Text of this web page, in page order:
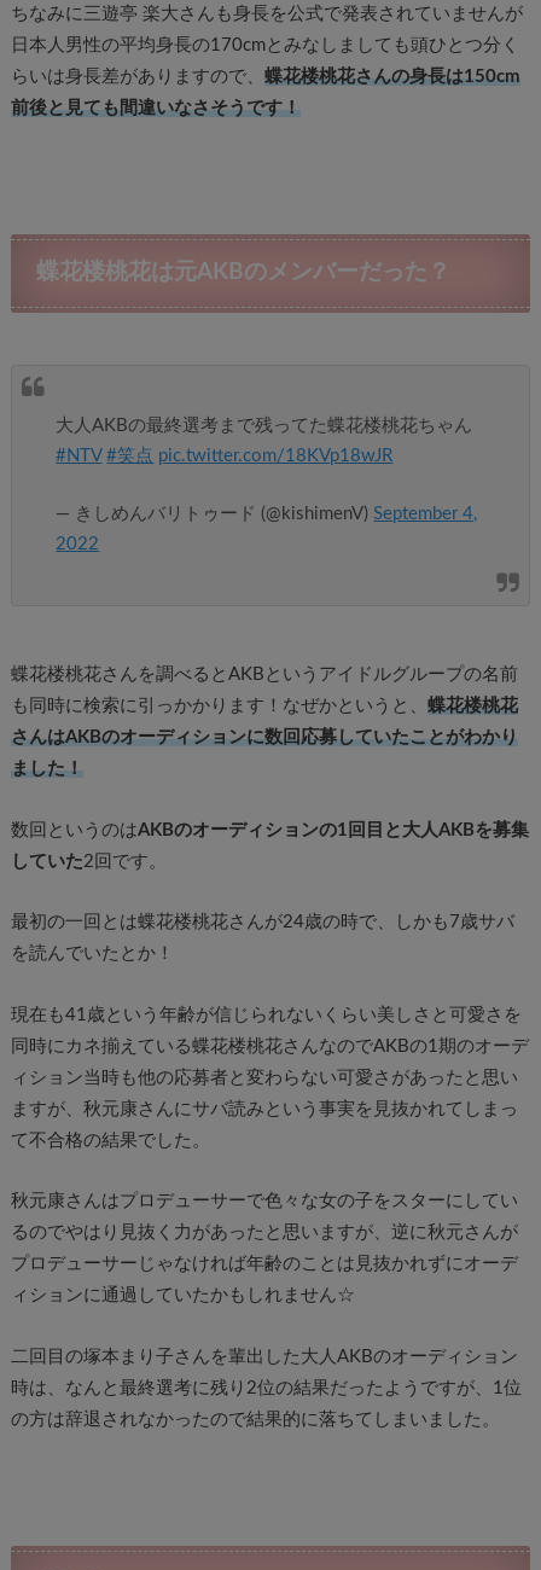
ちなみに三遊亭 楽大さんも身長を公式で発表されていませんが
日本人男性の平均身長の170cmとみなしましても頭ひとつ分く
らいは身長差がありますので、 蝶花楼桃花さんの身長は150cm
前後と見ても間違いなさそうです！
蝶花楼桃花は元AKBのメンバーだった？
大人AKBの最終選考まで残ってた蝶花楼桃花ちゃん
#NTV #笑点 pic.twitter.com/18KVp18wJR
— きしめんバリトゥード (@kishimenV)September 4,
2022
蝶花楼桃花さんを調べるとAKBというアイドルグループの名前
も同時に検索に引っかかります！なぜかというと、 蝶花楼桃花
さんはAKBのオーディションに数回応募していたことがわかり
ました！
数回というのはAKBのオーディションの1回目と大人AKBを募集
していた2回です。
最初の一回とは蝶花楼桃花さんが24歳の時で、しかも7歳サバ
を読んでいたとか！
現在も41歳という年齢が信じられないくらい美しさと可愛さを
同時にカネ揃えている蝶花楼桃花さんなのでAKBの1期のオーデ
ィション当時も他の応募者と変わらない可愛さがあったと思い
ますが、秋元康さんにサバ読みという事実を見抜かれてしまっ
て不合格の結果でした。
秋元康さんはプロデューサーで色々な女の子をスターにしてい
るのでやはり見抜く力があったと思いますが、逆に秋元さんが
プロデューサーじゃなければ年齢のことは見抜かれずにオーデ
ィションに通過していたかもしれません☆
二回目の塚本まり子さんを輩出した大人AKBのオーディション
時は、なんと最終選考に残り2位の結果だったようですが、1位
の方は辞退されなかったので結果的に落ちてしまいました。